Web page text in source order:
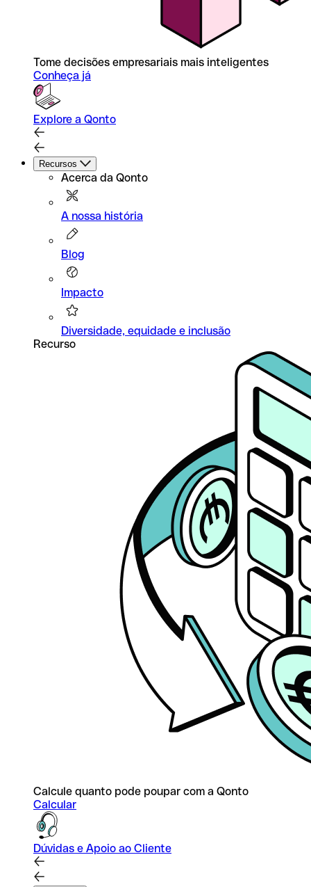
Tome decisões empresariais mais inteligentes
Conheça já
Explore a Qonto
Recursos
Acerca da Qonto
A nossa história
Blog
Impacto
Diversidade, equidade e inclusão
Recurso
Calcule quanto pode poupar com a Qonto
Calcular
Dúvidas e Apoio ao Cliente